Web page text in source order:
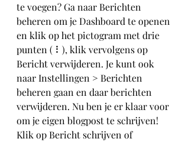
te voegen? Ga naar Berichten
beheren om je Dashboard te openen
en klik op het pictogram met drie
punten ( ⠇), klik vervolgens op
Bericht verwijderen. Je kunt ook
naar Instellingen > Berichten
beheren gaan en daar berichten
verwijderen. Nu ben je er klaar voor
om je eigen blogpost te schrijven!
Klik op Bericht schrijven of